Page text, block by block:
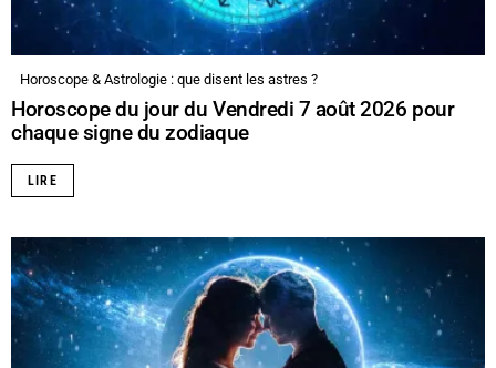
Horoscope & Astrologie : que disent les astres ?
Horoscope du jour du Vendredi 7 août 2026 pour
chaque signe du zodiaque
LIRE